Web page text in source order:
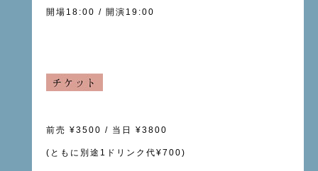
開場18 :00 / 開演19 :00
前売 ¥3500 / 当日 ¥3800
( ともに別途 1 ドリンク代¥700)